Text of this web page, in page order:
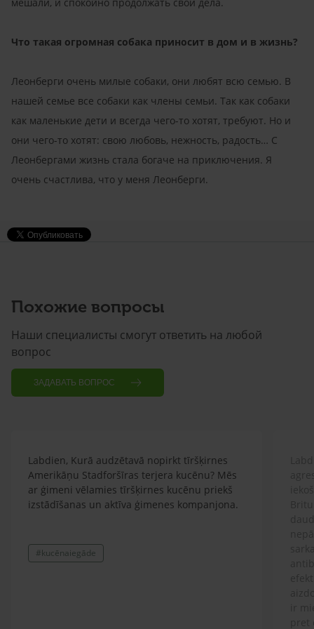
Что такая огромная собака приносит в дом и в жизнь?
Леонберги очень милые собаки, они любят всю семью. В
нашей семье все собаки как члены семьи. Так как собаки
как маленькие дети и всегда чего-то хотят, требуют. Но и
они чего-то хотят: свою любовь, нежность, радость… С
Леонбергами жизнь стала богаче на приключения. Я
очень счастлива, что у меня Леонберги.
Похожие вопросы
Наши специалисты смогут ответить на любой
вопрос
ЗАДАВАТЬ ВОПРОС
Labdien, Kurā audzētavā nopirkt tīršķirnes
Amerikāņu Stadforšīras terjera kucēnu? Mēs
ar ģimeni vēlamies tīršķirnes kucēnu priekš
izstādīšanas un aktīva ģimenes kompanjona.
#kucēnaiegāde